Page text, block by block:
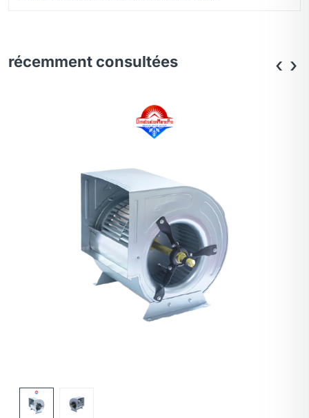
récemment consultées ‹ ›